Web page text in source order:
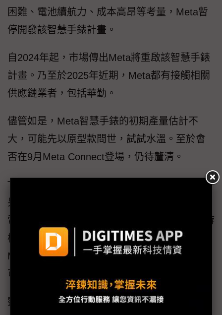
困難、電池續航力、成本高昂等考量，Meta暫
停開發該智慧手錶計畫。
自2024年起，市場傳出Meta將重啟該智慧手錶
計畫。乃至於2025年近期，Meta都有接觸相關
供應鏈業者，包括華勤。
儘管如是，Meta智慧手錶的初期產量估計不
大，可能先以原型款問世，試試水溫。至於會
否在9月Meta Connect登場，仍待釐清。
TechCrunch近日也有報導指出，Meta正在開發
另一款手腕裝置，或稱神經腕帶。透過表面肌
電（surface EMG）訊號偵測手勢，控制電腦游
標、操作應用程式、用手勢寫字傳送訊息等。
Meta與卡內基美隆大學團隊合作，希望該裝置
可讓身障人士方便操作電腦。
整體而言，Meta旗下硬體產品以Quest系列頭